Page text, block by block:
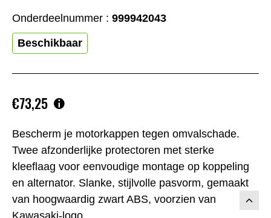
Bescherm je motorkappen tegen omvalscha­de.
Twee afzonderlijke protectoren met sterke
kleeflaag voor eenvoudige montage op koppeling
en alternator. Slanke, stijlvolle pasvorm, gemaakt
van hoogwaardig zwart ABS, voorzien van
€73,25
Onderdeelnummer : 999942043
Beschikbaar